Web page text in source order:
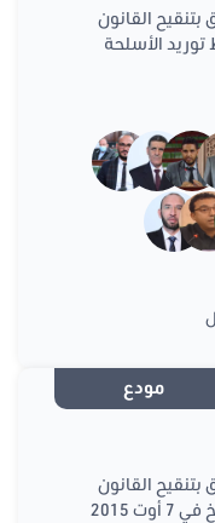
بتنقيح القانون
بضبط توريد الأسلحة
مودع
بتنقيح القانون
الأساسي عدد 26 لسنة 2015 مؤرخ في 7 أوت 2015